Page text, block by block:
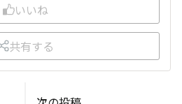
いいね
共有する